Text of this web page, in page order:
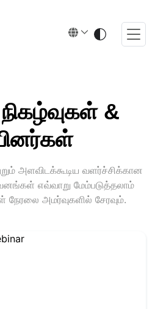
&
அளவிடக்கூடிய வளர்ச்சிக்கான
எவ்வாறு மேம்படுத்தலாம்
அமர்வுகளில் சேரவும்.